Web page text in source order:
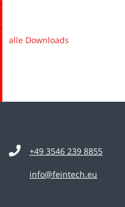
alle Downloads
+49 3546 239 8855
info@feintech.eu